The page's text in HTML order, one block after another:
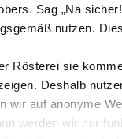
Sag „Na
nutzen.
Rösterei sie
Deshalb
wir auf anonyme
werden wir nur
2026
im Überblick